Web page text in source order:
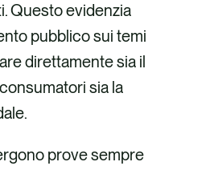
Questo evidenzia
pubblico sui temi
direttamente sia il
sia la
prove sempre